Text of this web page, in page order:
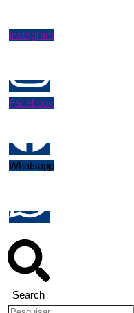
Instagram
Facebook
Whatsapp
Search